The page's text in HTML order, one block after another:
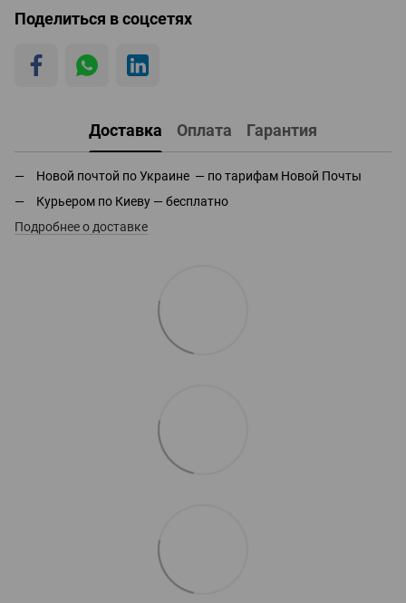
Поделиться в соцсетях
Доставка Оплата Гарантия
Новой почтой по Украине — по тарифам Новой Почты
Курьером по Киеву — бесплатно
Подробнее о доставке